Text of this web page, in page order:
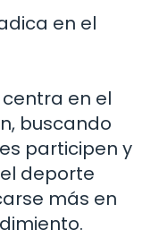
en el
en el
buscando
participen y
deporte
más en